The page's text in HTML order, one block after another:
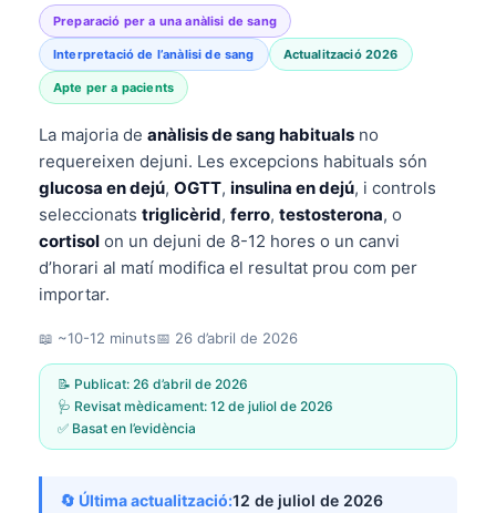
Preparació per a una anàlisi de sang
Interpretació de l’anàlisi de sang Actualització 2026
Apte per a pacients
La majoria de anàlisis de sang habituals no
requereixen dejuni. Les excepcions habituals són
glucosa en dejú, OGTT, insulina en dejú, i controls
seleccionats triglicèrid, ferro, testosterona, o
cortisol on un dejuni de 8-12 hores o un canvi
d’horari al matí modifica el resultat prou com per
importar.
📖 ~10-12 minuts📅 26 d’abril de 2026
📝 Publicat: 26 d’abril de 2026
🩺 Revisat mèdicament: 12 de juliol de 2026
✅ Basat en l’evidència
🔄 Última actualització:12 de juliol de 2026